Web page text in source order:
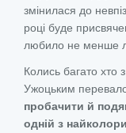
змінилася до
році буде
любило не менше
Колись багато хто
Ужоцьким
пробачити й
одній з